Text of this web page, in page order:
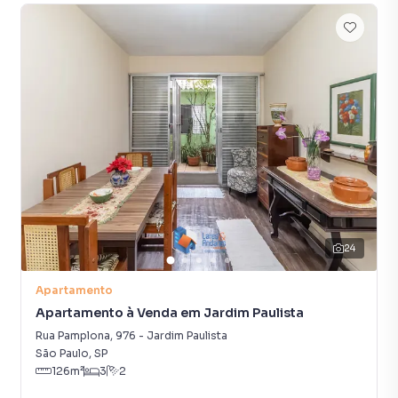
gastronômicas culturais e de entretenimento este imóvel
é a oportunidade que você estava esperando. Não perca
tempo pois ele está com um ótimo preço para você
realizar o sonho de morar na desejada São Paulo! As
informações e descrições deste anúncio são de
responsabilidade exclusiva do proprietário do imóvel
ofertado o qual responderá por toda e qualquer
inconsistência ou omissão de informação quanto a suas
características seu estado metragem e demais
informações que venham a ocasionar prejuízos a terceiros
ficando a intermediadora isenta de responsabilidades de
qualquer natureza. Inclusive no que envolve valores de
condomínios e IPTU. Preço e disponibilidade do imóvel
Características:
• Academia
• Depósito
• Espaço gourmet
24
Apartamento
Apartamento à Venda em Jardim Paulista
Rua Pamplona, 976 - Jardim Paulista
São Paulo, SP
126m² 3 2